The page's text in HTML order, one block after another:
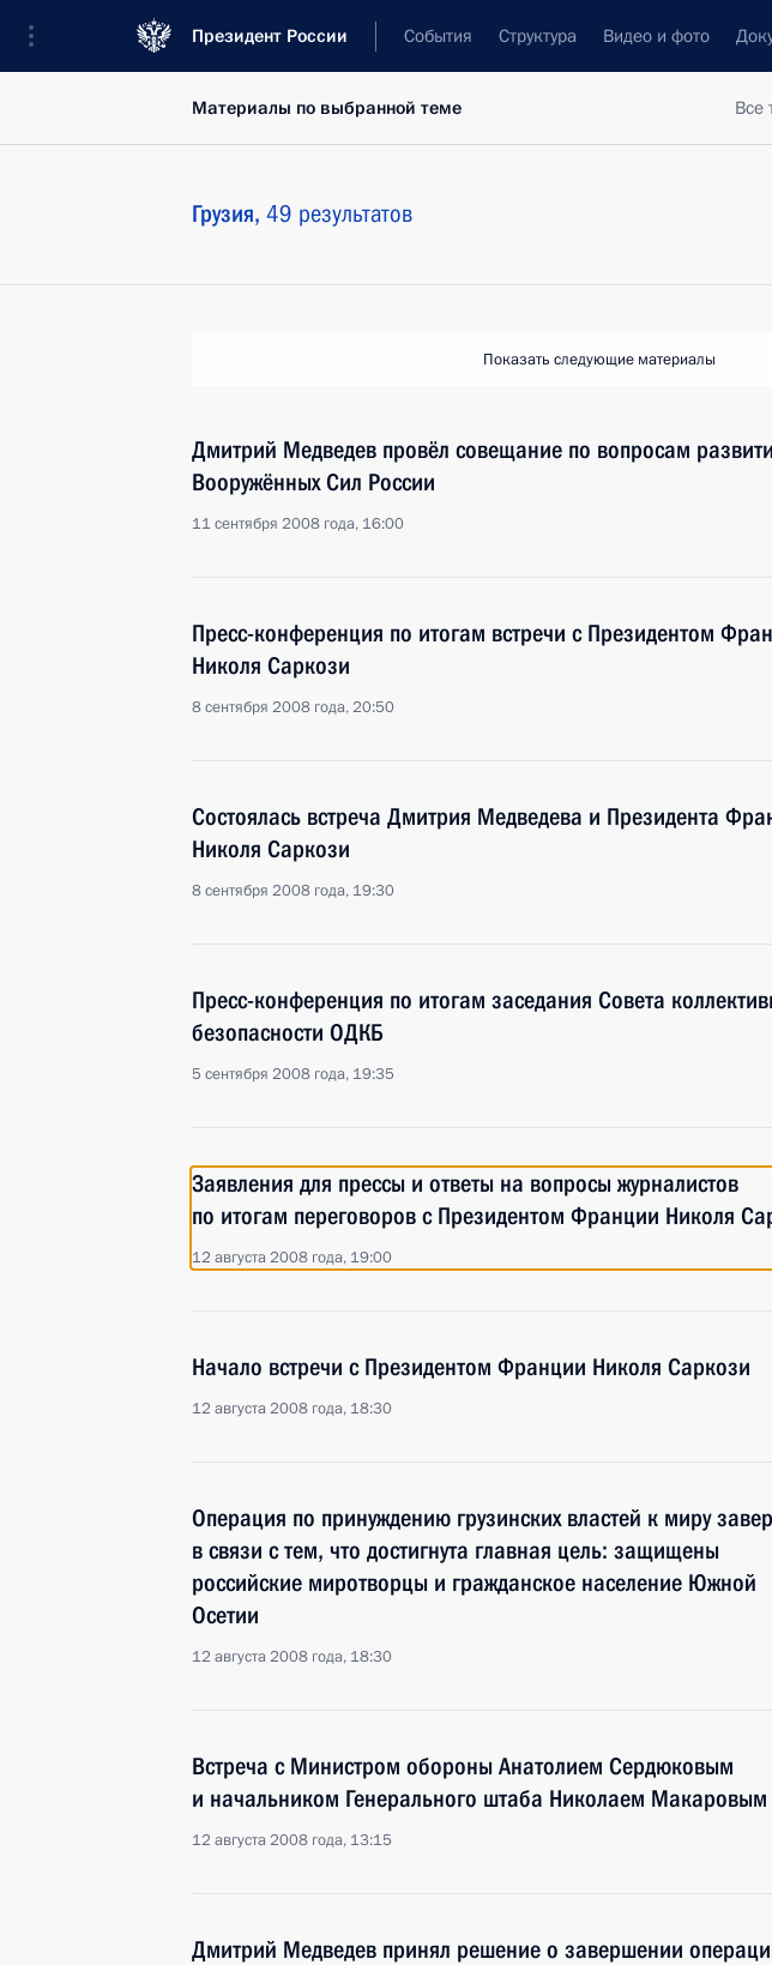
Президент России События Структура Видео и фото
Все
Материалы по выбранной теме
Грузия, 49 результатов
Показать следующие материалы
Дмитрий Медведев провёл совещание по вопросам
Вооружённых Сил России
11 сентября 2008 года, 16:00
Пресс-конференция по итогам встречи с Президентом
Николя Саркози
8 сентября 2008 года, 20:50
Состоялась встреча Дмитрия Медведева и Президента
Николя Саркози
8 сентября 2008 года, 19:30
Пресс-конференция по итогам заседания Совета
безопасности ОДКБ
5 сентября 2008 года, 19:35
Заявления для прессы и ответы на вопросы журналистов
по итогам переговоров с Президентом Франции Николя
12 августа 2008 года, 19:00
Начало встречи с Президентом Франции Николя Саркози
12 августа 2008 года, 18:30
Операция по принуждению грузинских властей к миру
в связи с тем, что достигнута главная цель: защищены
российские миротворцы и гражданское население Южной
Осетии
12 августа 2008 года, 18:30
Встреча с Министром обороны Анатолием Сердюковым
и начальником Генерального штаба Николаем Макаровым
12 августа 2008 года, 13:15
Дмитрий Медведев принял решение о завершении